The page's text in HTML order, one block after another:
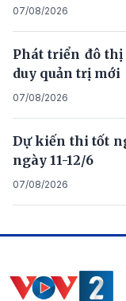
07/08/2026
Phát triển đô
duy quản trị mới
07/08/2026
Dự kiến thi tốt
ngày 11-12/6
07/08/2026